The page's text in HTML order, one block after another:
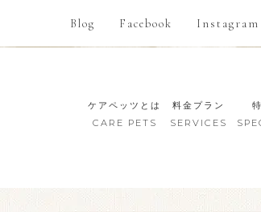
Blog Facebook Instagram
ケアペッツとは
CARE PETS
料金プラン
SERVICES